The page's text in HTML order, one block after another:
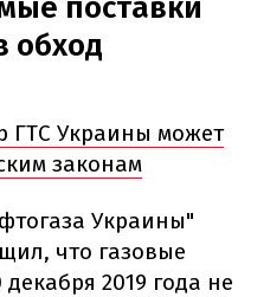
обход
ГТС Украины может
законам
Украины"
что газовые
2019 года не